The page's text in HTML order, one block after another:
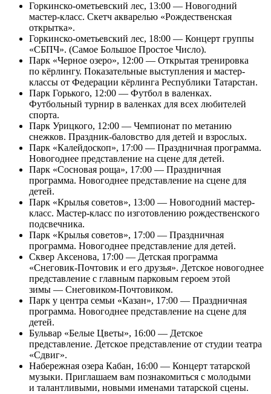
Горкинско-омeтьевский лес, 13:00 — Новогодний
мастер-класс. Скетч акварелью «Рождественская
открытка».
Горкинско-омeтьевский лес, 18:00 — Концерт группы
«СБПЧ». (Самое Большое Простое Число).
Парк «Черное озеро», 12:00 — Открытая тренировка
по кёрлингу. Показательные выступления и мастер-
классы от Федерации кёрлинга Республики Татарстан.
Парк Горького, 12:00 — Футбол в валенках.
Футбольный турнир в валенках для всех любителей
спорта.
Парк Урицкого, 12:00 — Чемпионат по метанию
снежков. Праздник-баловство для детей и взрослых.
Парк «Калейдоскоп», 17:00 — Праздничная программа.
Новогоднее представление на сцене для детей.
Парк «Сосновая роща», 17:00 — Праздничная
программа. Новогоднее представление на сцене для
детей.
Парк «Крылья советов», 13:00 — Новогодний мастер-
класс. Мастер-класс по изготовлению рождественского
подсвечника.
Парк «Крылья советов», 17:00 — Праздничная
программа. Новогоднее представление для детей.
Сквер Аксенова, 17:00 — Детская программа
«Снеговик-Почтовик и его друзья». Детское новогоднее
представление с главным парковым героем этой
зимы — Снеговиком-Почтовиком.
Парк у центра семьи «Казан», 17:00 — Праздничная
программа. Новогоднее представление на сцене для
детей.
Бульвар «Белые Цветы», 16:00 — Детское
представление. Детское представление от студии театра
«Сдвиг».
Набережная озера Кабан, 16:00 — Концерт татарской
музыки. Приглашаем вам познакомиться с молодыми
и талантливыми, новыми именами татарской сцены.